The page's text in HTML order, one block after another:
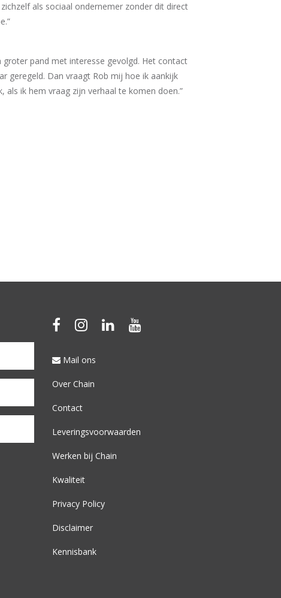
als sociaal ondernemer zonder dit direct
pand met interesse gevolgd. Het contact
geregeld. Dan vraagt Rob mij hoe ik aankijk
ik hem vraag zijn verhaal te komen doen.”
Mail ons
Over Chain
Contact
Leveringsvoorwaarden
Werken bij Chain
Kwaliteit
Privacy Policy
Disclaimer
Kennisbank